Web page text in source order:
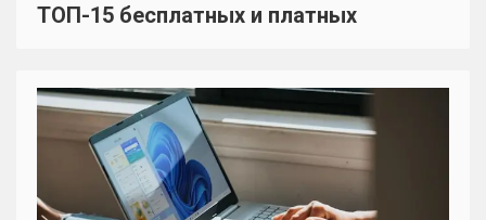
ТОП-15 бесплатных и платных